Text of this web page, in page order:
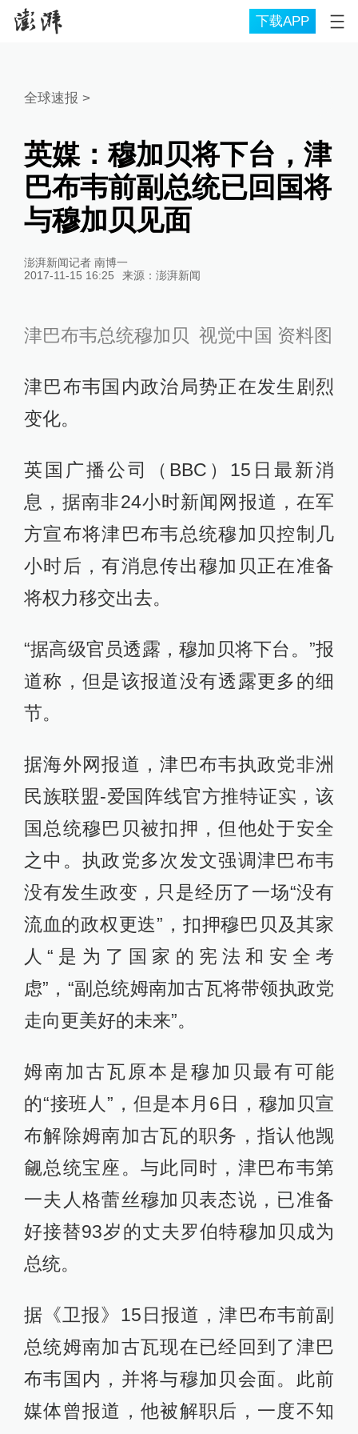
下载APP
全球速报 >
英媒：穆加贝将下台，津
巴布韦前副总统已回国将
与穆加贝见面
澎湃新闻记者 南博一
2017-11-15 16:25
来源： 澎湃新闻
津巴布韦总统穆加贝 视觉中国 资料图
津巴布韦国内政治局势正在发生剧烈
变化。
英国广播公司（BBC）15日最新消
息，据南非24小时新闻网报道，在军
方宣布将津巴布韦总统穆加贝控制几
小时后，有消息传出穆加贝正在准备
将权力移交出去。
“据高级官员透露，穆加贝将下台。”报
道称，但是该报道没有透露更多的细
节。
据海外网报道，津巴布韦执政党非洲
民族联盟-爱国阵线官方推特证实，该
国总统穆巴贝被扣押，但他处于安全
之中。执政党多次发文强调津巴布韦
没有发生政变，只是经历了一场“没有
流血的政权更迭”，扣押穆巴贝及其家
人“是为了国家的宪法和安全考
虑”，“副总统姆南加古瓦将带领执政党
走向更美好的未来”。
姆南加古瓦原本是穆加贝最有可能
的“接班人”，但是本月6日，穆加贝宣
布解除姆南加古瓦的职务，指认他觊
觎总统宝座。与此同时，津巴布韦第
一夫人格蕾丝穆加贝表态说，已准备
好接替93岁的丈夫罗伯特穆加贝成为
总统。
据《卫报》15日报道，津巴布韦前副
总统姆南加古瓦现在已经回到了津巴
布韦国内，并将与穆加贝会面。此前
媒体曾报道，他被解职后，一度不知